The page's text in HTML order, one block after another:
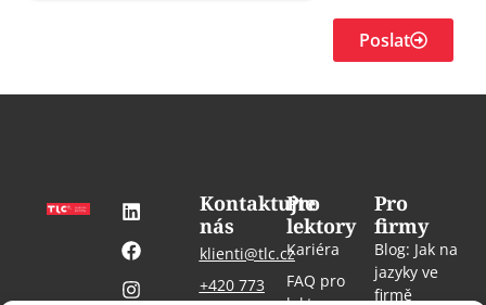
Poslat
Pro
firmy
Blog: Jak na
jazyky ve
firmě
Pro
lektory
Kariéra
FAQ pro
Kontaktujte
nás
klienti@tlc.cz
+420 773